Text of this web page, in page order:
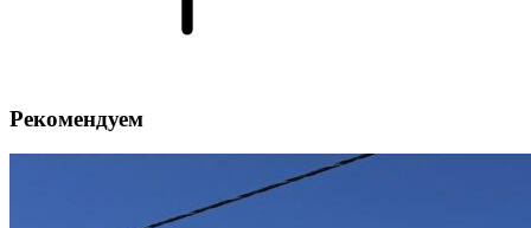
Рекомендуем